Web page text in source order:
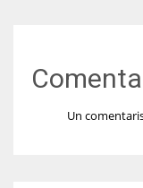
Un